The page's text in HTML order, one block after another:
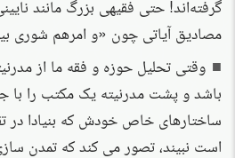
گرفته‌اند! حتی فقیهی بزرگ مانند
مصادیق آیاتی چون «و امرهم شوری
وقتی تحلیل حوزه و فقه ما از
باشد و پشت مدرنیته یک مکتب را با
ساختارهای خاص خودش که بنیادا در
است نبیند، تصور می کند که تمدن